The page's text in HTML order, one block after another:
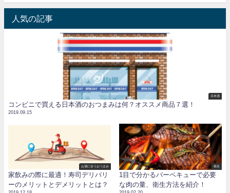
人気の記事
日本酒
コンビニで買える日本酒のおつまみは何？オススメ商品７選！
2019.09.15
お酒に合うおつまみ
家飲みの際に最適！寿司デリバリ
ーのメリットとデメリットとは？
衛生
1目で分かるバーベキューで必要
な肉の量、衛生方法を紹介！